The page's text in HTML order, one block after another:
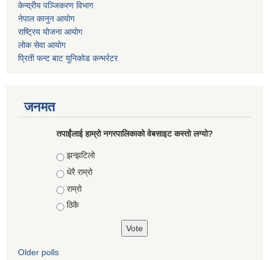
केन्द्रीय पञ्जिकरण विभाग
नेपाल कानुन आयोग
राष्ट्रिय योजना आयोग
लोक सेवा आयोग
प्रिती फन्ट बाट युनिकोड कन्भर्रटर
जनमत
तपाईंलाई हाम्रो नगरपालिकाको वेबसाइट कस्तो लग्यो?
Choices
झन्झटिलो
धेरै राम्रो
राम्रो
ठिकै
Older polls